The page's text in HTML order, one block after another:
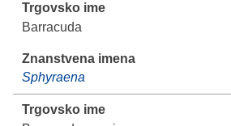
Barracuda
Sphyraena